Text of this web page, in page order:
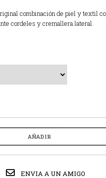
combinación de piel y textil
cordeles y cremallera lateral.
AÑADIR
ENVIA A UN AMIGO